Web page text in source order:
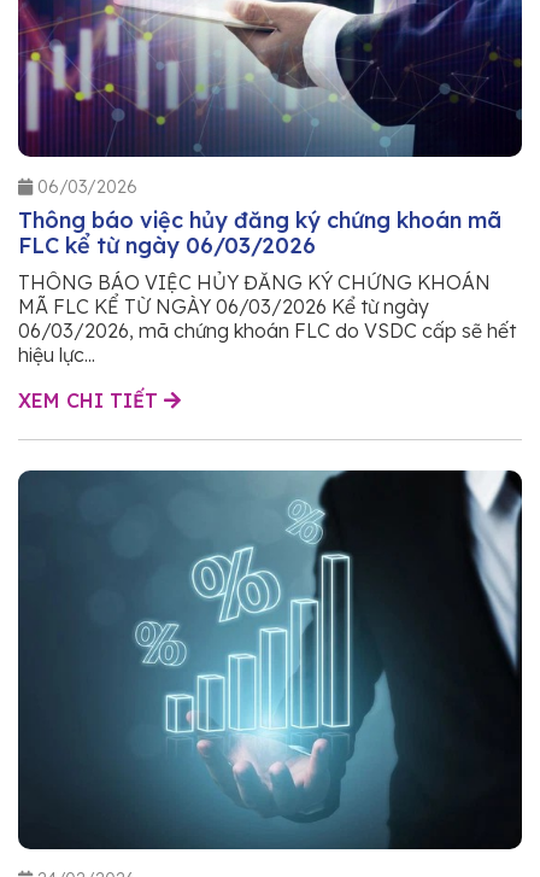
06/03/2026
Thông báo việc hủy đăng ký chứng khoán mã
FLC kể từ ngày 06/03/2026
THÔNG BÁO VIỆC HỦY ĐĂNG KÝ CHỨNG KHOÁN
MÃ FLC KỂ TỪ NGÀY 06/03/2026 Kể từ ngày
06/03/2026, mã chứng khoán FLC do VSDC cấp sẽ hết
hiệu lực...
XEM CHI TIẾT